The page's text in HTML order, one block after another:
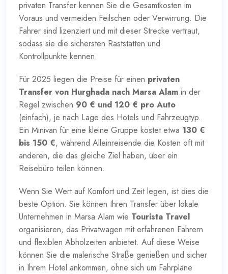
privaten Transfer kennen Sie die Gesamtkosten im
Voraus und vermeiden Feilschen oder Verwirrung. Die
Fahrer sind lizenziert und mit dieser Strecke vertraut,
sodass sie die sichersten Raststätten und
Kontrollpunkte kennen.
Für 2025 liegen die Preise für einen privaten
Transfer von Hurghada nach Marsa Alam in der
Regel zwischen 90 € und 120 € pro Auto
(einfach), je nach Lage des Hotels und Fahrzeugtyp.
Ein Minivan für eine kleine Gruppe kostet etwa 130 €
bis 150 €, während Alleinreisende die Kosten oft mit
anderen, die das gleiche Ziel haben, über ein
Reisebüro teilen können.
Wenn Sie Wert auf Komfort und Zeit legen, ist dies die
beste Option. Sie können Ihren Transfer über lokale
Unternehmen in Marsa Alam wie Tourista Travel
organisieren, das Privatwagen mit erfahrenen Fahrern
und flexiblen Abholzeiten anbietet. Auf diese Weise
können Sie die malerische Straße genießen und sicher
in Ihrem Hotel ankommen, ohne sich um Fahrpläne